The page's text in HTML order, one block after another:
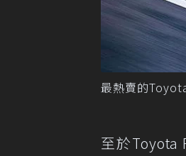
最熱賣的
至於Toyota